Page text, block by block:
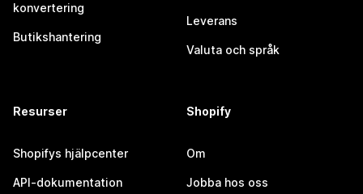
konvertering
Butikshantering
Leverans
Valuta och språk
Resurser
Shopifys hjälpcenter
API-dokumentation
Shopify
Om
Jobba hos oss